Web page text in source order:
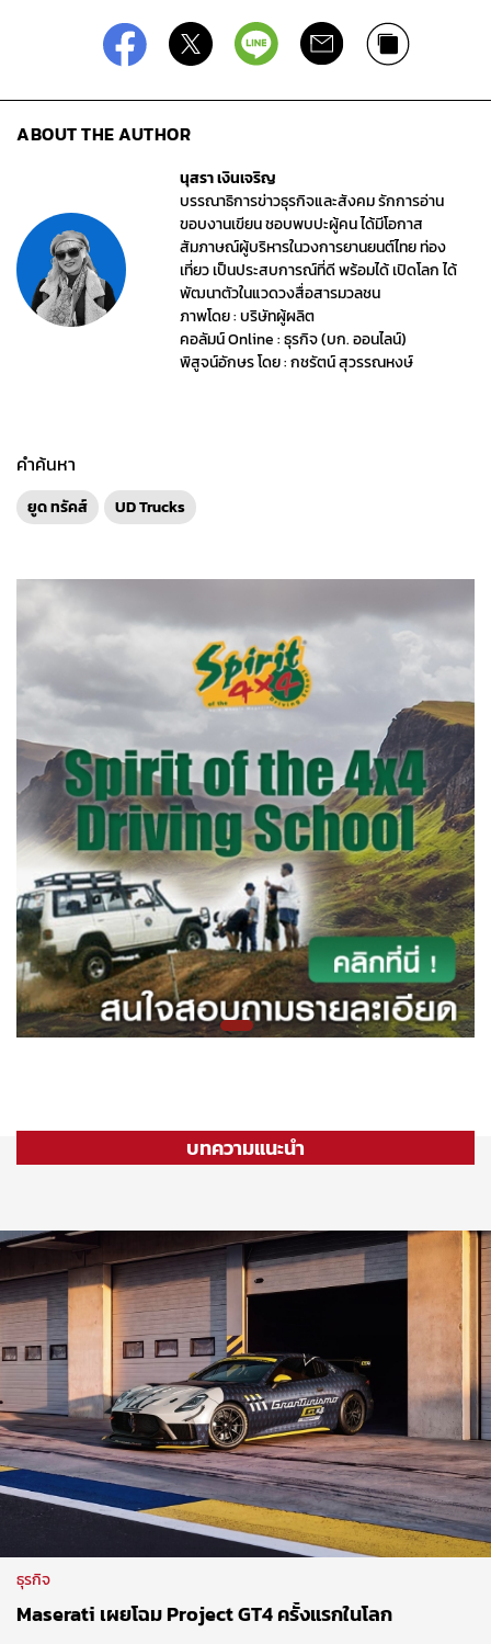
ABOUT THE AUTHOR
นุสรา เงินเจริญ
บรรณาธิการข่าวธุรกิจและสังคม รักการอ่าน
ขอบงานเขียน ชอบพบปะผู้คน ได้มีโอกาส
สัมภาษณ์ผู้บริหารในวงการยานยนต์ไทย ท่อง
เที่ยว เป็นประสบการณ์ที่ดี พร้อมได้ เปิดโลก ได้
พัฒนาตัวในแวดวงสื่อสารมวลชน
ภาพโดย : บริษัทผู้ผลิต
คอลัมน์ Online : ธุรกิจ (บก. ออนไลน์)
พิสูจน์อักษร โดย : กชรัตน์ สุวรรณหงษ์
คำค้นหา
ยูด ทรัคส์ UD Trucks
บทความแนะนำ
ธุรกิจ
Maserati เผยโฉม Project GT4 ครั้งแรกในโลก